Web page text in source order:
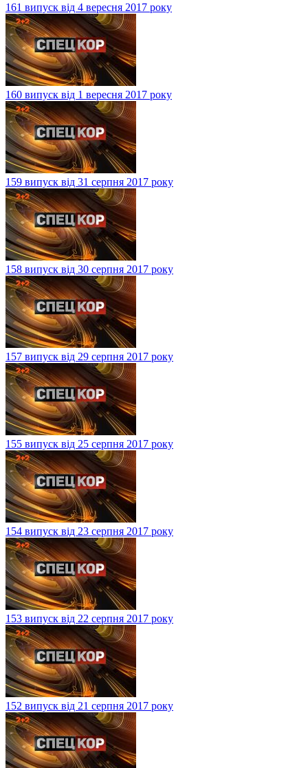
161 випуск від 4 вересня 2017 року
160 випуск від 1 вересня 2017 року
159 випуск від 31 серпня 2017 року
158 випуск від 30 серпня 2017 року
157 випуск від 29 серпня 2017 року
155 випуск від 25 серпня 2017 року
154 випуск від 23 серпня 2017 року
153 випуск від 22 серпня 2017 року
152 випуск від 21 серпня 2017 року